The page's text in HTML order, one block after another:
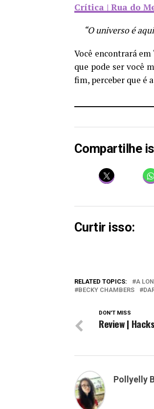
Crítica | Rua do
“O universo é
Você encontrará em
que pode ser você
fim, perceber que é
Compartilhe
Curtir isso:
RELATED TOPICS: A
BECKY CHAMBERS
DON'T MISS
Review |
Pollyelly